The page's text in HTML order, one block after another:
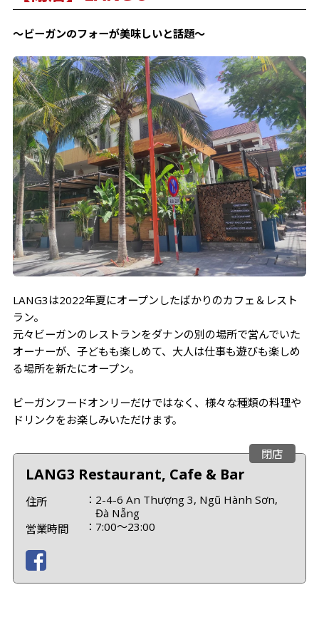
～ビーガンのフォーが美味しいと話題～
LANG3は2022年夏にオープンしたばかりのカフェ＆レスト
ラン。
元々ビーガンのレストランをダナンの別の場所で営んでいた
オーナーが、子どもも楽しめて、大人は仕事も遊びも楽しめ
る場所を新たにオープン。
ビーガンフードオンリーだけではなく、様々な種類の料理や
ドリンクをお楽しみいただけます。
閉店
LANG3 Restaurant, Cafe & Bar
住所
2-4-6 An Thượng 3, Ngũ Hành Sơn,
Đà Nẵng
営業時間
7:00〜23:00